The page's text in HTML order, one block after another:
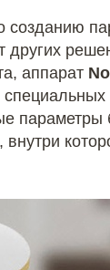
других
аппарат
параметры